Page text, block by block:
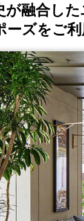
が融合し
ーズをご